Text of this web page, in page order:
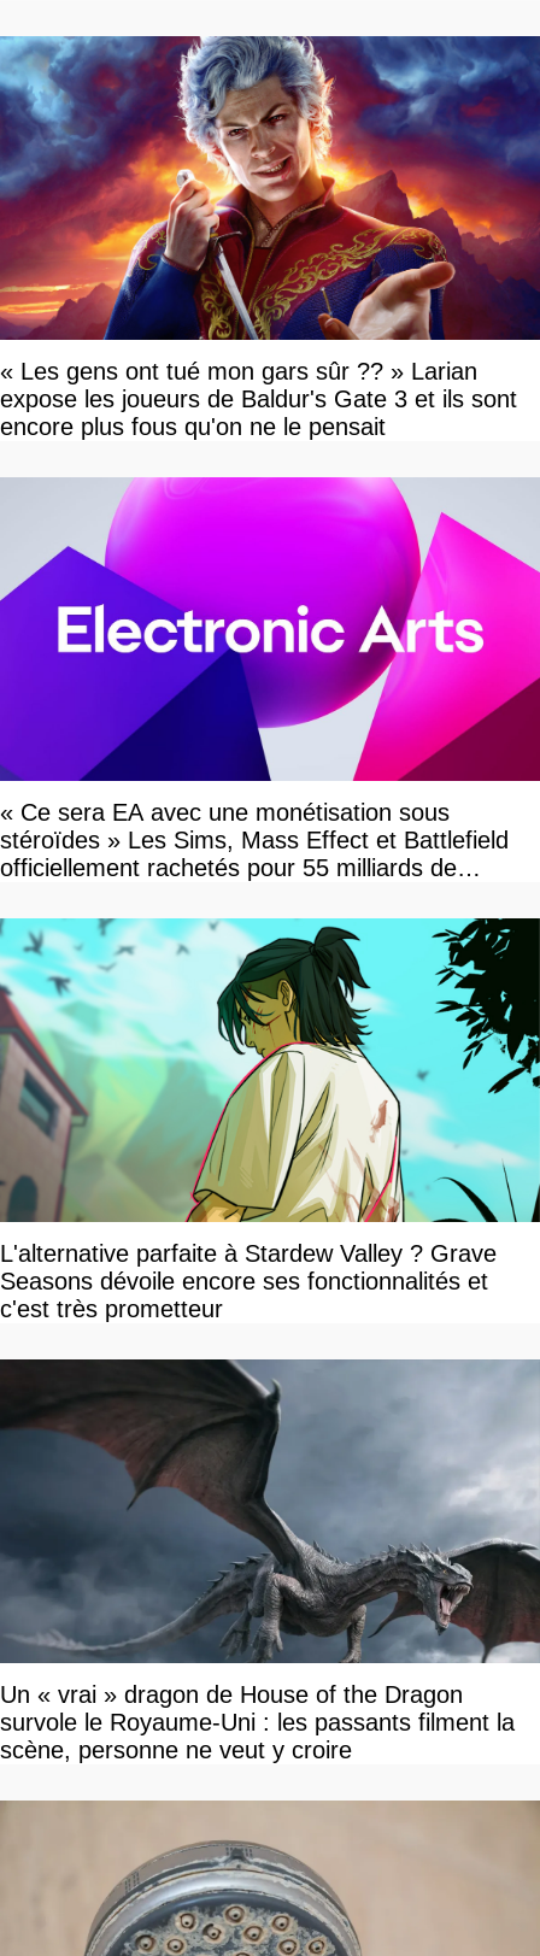
« Les gens ont tué mon gars sûr ?? » Larian
expose les joueurs de Baldur's Gate 3 et ils sont
encore plus fous qu'on ne le pensait
« Ce sera EA avec une monétisation sous
stéroïdes » Les Sims, Mass Effect et Battlefield
officiellement rachetés pour 55 milliards de
L'alternative parfaite à Stardew Valley ? Grave
Seasons dévoile encore ses fonctionnalités et
c'est très prometteur
Un « vrai » dragon de House of the Dragon
survole le Royaume-Uni : les passants filment la
scène, personne ne veut y croire